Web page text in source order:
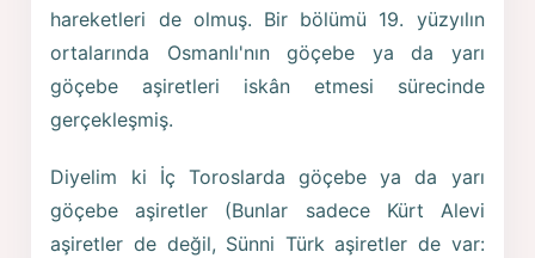
hareketleri de olmuş. Bir bölümü 19. yüzyılın
ortalarında Osmanlı'nın göçebe ya da yarı
göçebe aşiretleri iskân etmesi sürecinde
gerçekleşmiş.
Diyelim ki İç Toroslarda göçebe ya da yarı
göçebe aşiretler (Bunlar sadece Kürt Alevi
aşiretler de değil, Sünni Türk aşiretler de var: